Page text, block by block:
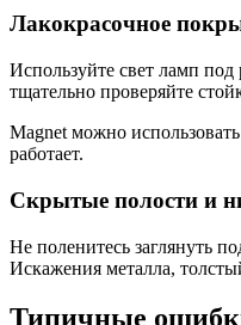
Лакокрасочное
Используйте свет ламп
тщательно проверяйте
Мagnet можно
работает.
Скрытые полости и
Не поленитесь заглянуть
Искажения металла,
Типичные